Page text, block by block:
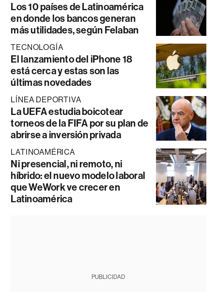
Los 10 países de Latinoamérica
en donde los bancos generan
más utilidades, según Felaban
TECNOLOGÍA
El lanzamiento del iPhone 18
está cerca y estas son las
últimas novedades
LÍNEA DEPORTIVA
La UEFA estudia boicotear
torneos de la FIFA por su plan de
abrirse a inversión privada
LATINOAMÉRICA
Ni presencial, ni remoto, ni
híbrido: el nuevo modelo laboral
que WeWork ve crecer en
Latinoamérica
PUBLICIDAD